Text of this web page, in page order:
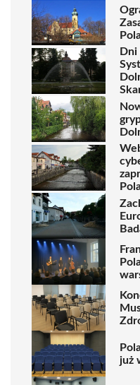
już